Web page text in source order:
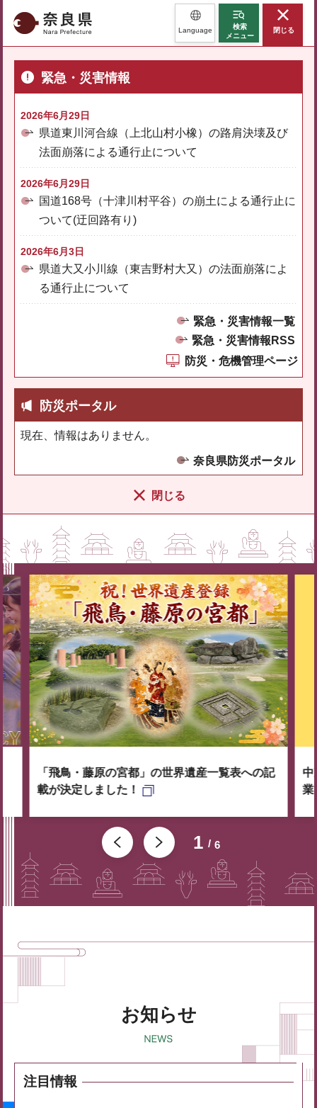
奈良県 Language
検索
メニュー
閉じる
緊急・災害情報
2026年6月29日
県道東川河合線（上北山村小橡）の路肩決壊及び
法面崩落による通行止について
2026年6月29日
国道168号（十津川村平谷）の崩土による通行止に
ついて(迂回路有り)
2026年6月3日
県道大又小川線（東吉野村大又）の法面崩落によ
る通行止について
緊急・災害情報一覧
緊急・災害情報RSS
防災・危機管理ページ
防災ポータル
現在、情報はありません。
奈良県防災ポータル
閉じる
1 6
「飛鳥・藤原の宮都」の世界遺産一覧表への記
載が決定しました！
中
業
お知らせ
注目情報